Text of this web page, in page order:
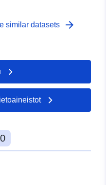
similar datasets arrow_forward
0